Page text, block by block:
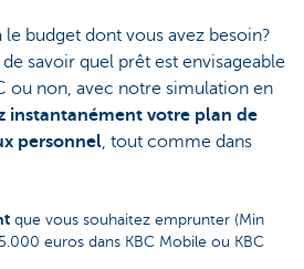
budget dont vous avez besoin?
savoir quel prêt est envisageable
ou non, avec notre simulation en
instantanément votre plan de
personnel, tout comme dans
que vous souhaitez emprunter (Min
euros dans KBC Mobile ou KBC